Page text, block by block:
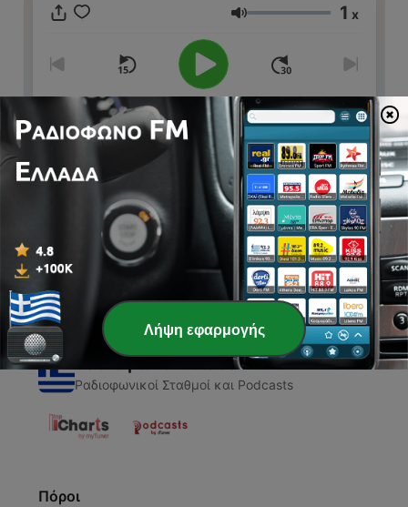
Ένταση 1 x
00:00
Επεισόδια
Loch Ness
27 Οκτ 2019
Ραδιόφωνο Ελλάδα
Ραδιοφωνικοί Σταθμοί και Podcasts
Πόροι
Λήψη εφαρμογής